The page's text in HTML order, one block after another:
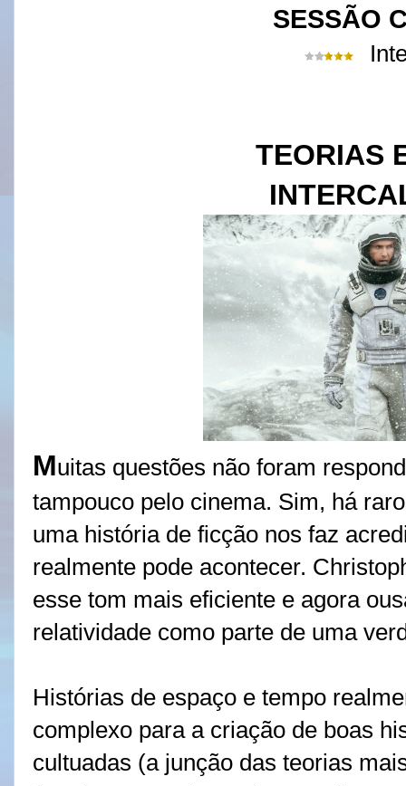
SESSÃO
TEORIAS
Muitas questões não foram
tampouco pelo cinema. Sim, há
uma história de ficção nos faz
realmente pode acontecer.
esse tom mais eficiente e agora
relatividade como parte de uma
Histórias de espaço e tempo
complexo para a criação de boas
cultuadas (a junção das teorias